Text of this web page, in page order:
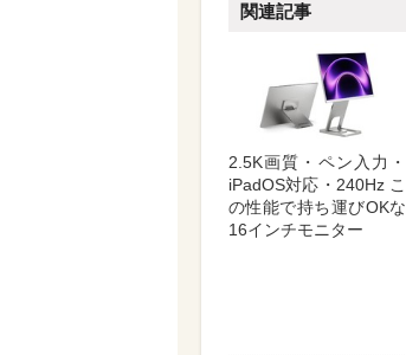
関連記事
2.5K画質・ペン入力・
iPadOS対応・240Hz こ
の性能で持ち運びOKな
16インチモニター